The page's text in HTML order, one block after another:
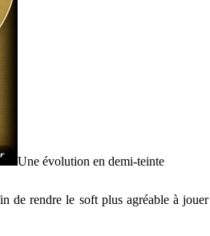
Une évolution en demi-teinte
de rendre le soft plus agréable à